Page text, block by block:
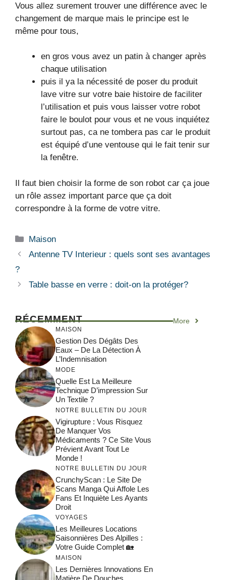
Vous allez surement trouver une différence avec le
changement de marque mais le principe est le
même pour tous,
en gros vous avez un patin à changer après
chaque utilisation
puis il ya la nécessité de poser du produit
lave vitre sur votre baie histoire de faciliter
l’utilisation et puis vous laisser votre robot
faire le boulot pour vous et ne vous inquiétez
surtout pas, ca ne tombera pas car le produit
est équipé d’une ventouse qui le fait tenir sur
la fenêtre.
Il faut bien choisir la forme de son robot car ça joue
un rôle assez important parce que ça doit
correspondre à la forme de votre vitre.
Catégories
Maison
Antenne TV Interieur : quels sont ses avantages
?
Table basse en verre : doit-on la protéger?
RÉCEMMENT More
MAISON
Gestion Des Dégâts Des
Eaux – De La Détection À
L’Indemnisation
MODE
Quelle Est La Meilleure
Technique D’impression Sur
Un Textile ?
NOTRE BULLETIN DU JOUR
Vigirupture : Vous Risquez
De Manquer Vos
Médicaments ? Ce Site Vous
Prévient Avant Tout Le
Monde !
NOTRE BULLETIN DU JOUR
CrunchyScan : Le Site De
Scans Manga Qui Affole Les
Fans Et Inquiète Les Ayants
Droit
VOYAGES
Les Meilleures Locations
Saisonnières Des Alpilles :
Votre Guide Complet 🏡
MAISON
Les Dernières Innovations En
Matière De Douches